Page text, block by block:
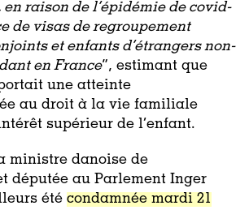
en raison de l’épidémie de covid-
de visas de regroupement
et enfants d’étrangers non-
en France”, estimant que
une atteinte
au droit à la vie familiale
supérieur de l’enfant.
ministre danoise de
députée au Parlement Inger
été condamnée mardi 21